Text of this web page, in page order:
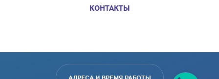
КОНТАКТЫ
АДРЕСА И ВРЕМЯ РАБОТЫ